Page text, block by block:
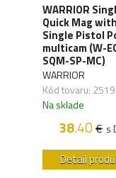
WARRIOR
Quick Mag with
Single Pistol
multicam (W-
SQM-SP-MC)
WARRIOR
Kód tovaru:
Na sklade
38.40€ s
Detail